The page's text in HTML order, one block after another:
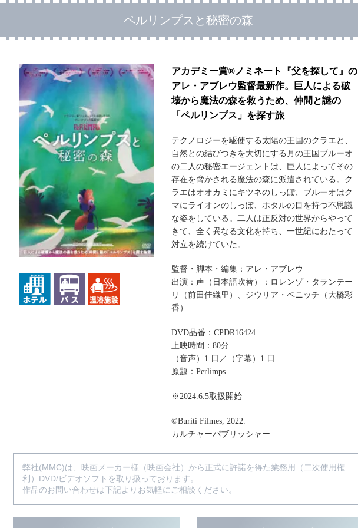
ペルリンプスと秘密の森
アカデミー賞®ノミネート『父を探して』の
アレ・アブレウ監督最新作。巨人による破
壊から魔法の森を救うため、仲間と謎の
「ペルリンプス」を探す旅
テクノロジーを駆使する太陽の王国のクラエと、
自然との結びつきを大切にする月の王国ブルーオ
の二人の秘密エージェントは、巨人によってその
存在を脅かされる魔法の森に派遣されている。ク
ラエはオオカミにキツネのしっぽ、ブルーオはク
マにライオンのしっぽ、ホタルの目を持つ不思議
な姿をしている。二人は正反対の世界からやって
きて、全く異なる文化を持ち、一世紀にわたって
対立を続けていた。
監督・脚本・編集：アレ・アブレウ
出演：声（日本語吹替）：ロレンゾ・タランテー
リ（前田佳織里）、ジウリア・ベニッチ（大橋彩
香）
DVD品番：CPDR16424
上映時間：80分
（音声）1.日／（字幕）1.日
原題：Perlimps
※2024.6.5取扱開始
©Buriti Filmes, 2022.
カルチャーパブリッシャー
弊社(MMC)は、映画メーカー様（映画会社）から正式に許諾を得た業務用（二次使用権
利）DVD/ビデオソフトを取り扱っております。
作品のお問い合わせは下記よりお気軽にご相談ください。